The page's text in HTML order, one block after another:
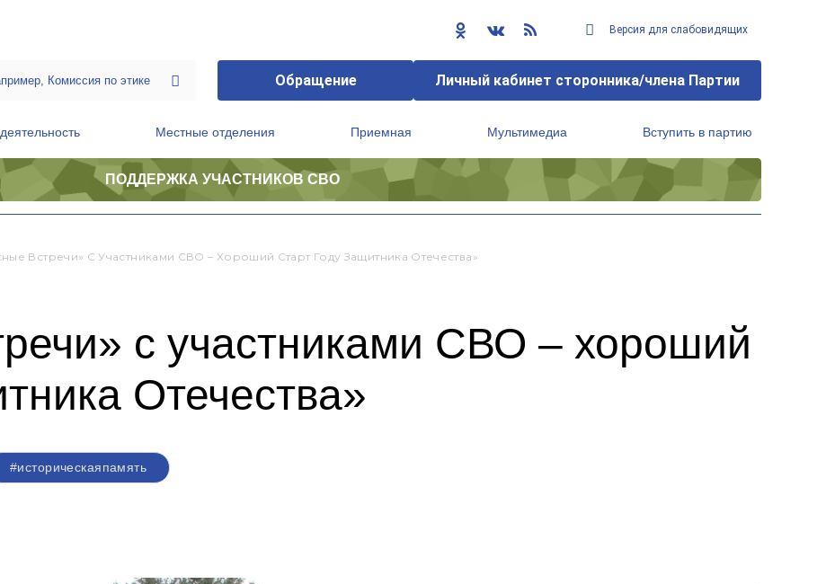
Версия для слабовидящих
Обращение Личный кабинет сторонника/члена Партии
Местные отделения Приемная Мультимедиа Вступить в партию
ПОДДЕРЖКА УЧАСТНИКОВ СВО
Встречи» С Участниками СВО – Хороший Старт Году Защитника Отечества»
с участниками СВО – хороший
Отечества»
#историческаяпамять